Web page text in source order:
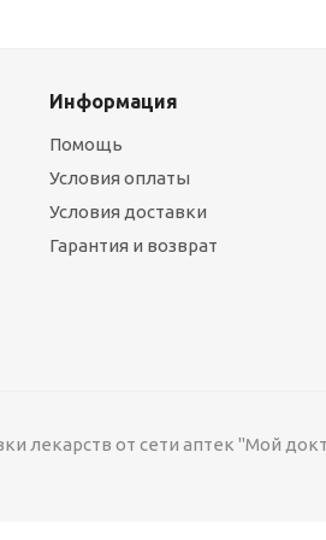
Информация
Помощь
Условия оплаты
Условия доставки
Гарантия и возврат
лекарств от сети аптек "Мой